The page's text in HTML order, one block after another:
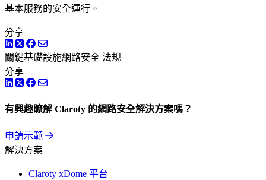
基本服務的安全運行。
分享
LinkedIn
TwitterFacebook
關鍵基礎設施網路安全 法規
分享
LinkedIn
TwitterFacebook
有興趣瞭解 Claroty 的網路安全解決方案嗎？
申請示範
解決方案
Claroty xDome 平台